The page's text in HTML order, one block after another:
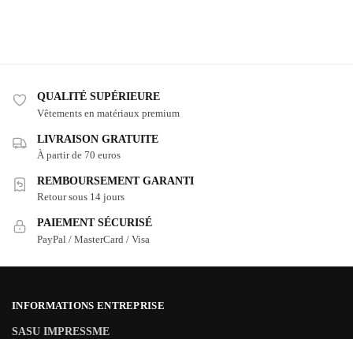
QUALITÉ SUPÉRIEURE
Vêtements en matériaux premium
LIVRAISON GRATUITE
À partir de 70 euros
REMBOURSEMENT GARANTI
Retour sous 14 jours
PAIEMENT SÉCURISÉ
PayPal / MasterCard / Visa
INFORMATIONS ENTREPRISE
SASU IMPRESSME